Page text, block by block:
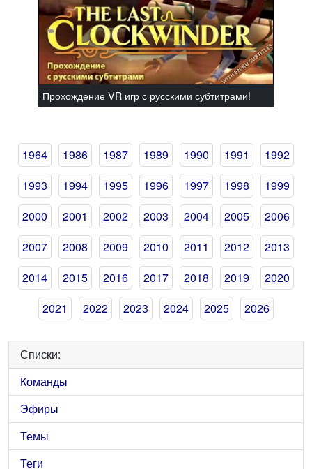
Прохождение VR игр с русскими субтитрами!
1964 1986 1987 1989 1990 1991
1992
1993
1994 1995 1996 1997 1998
1999
2000
2001 2002 2003 2004 2005
2006
2007
2008 2009 2010 2011 2012
2013
2014
2015 2016 2017 2018 2019
2020
2021
2022 2023 2024 2025 2026
Списки:
Команды
Эфиры
Темы
Теги